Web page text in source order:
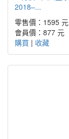
2018–...
零售價：1595 元
會員價：877 元
購買 | 收藏